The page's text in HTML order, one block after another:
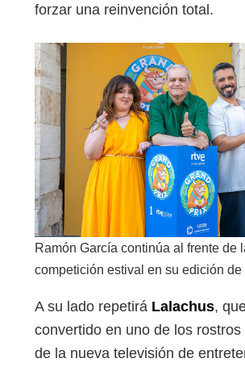
forzar una reinvención total.
Ramón García continúa al frente de
competición estival en su edición de
A su lado repetirá Lalachus,
convertido en uno de los
de la nueva televisión de